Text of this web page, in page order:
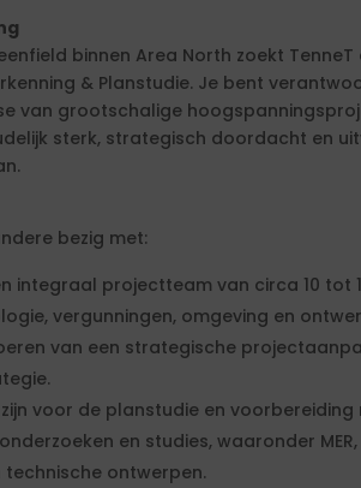
binnen Area North zoekt TenneT
& Planstudie. Je bent
van grootschalige
sterk, strategisch doordacht en
bezig met:
integraal projectteam van circa 10 tot
vergunningen, omgeving en
van een strategische
voor de planstudie en
en studies, waaronder
ontwerpen.